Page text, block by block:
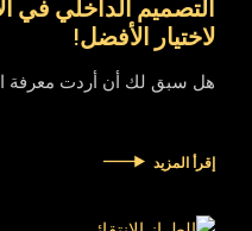
التصميم الداخلي في
لاختيار الأفضل!
هل سبق لك أن أردت معرفة
إقرأ المزيد